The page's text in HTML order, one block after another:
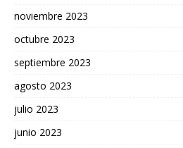
noviembre 2023
octubre 2023
septiembre 2023
agosto 2023
julio 2023
junio 2023